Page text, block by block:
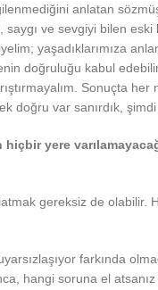
anlatan
ve sevgiyi bilen
yaşadıklarımıza
doğruluğu kabul
Sonuçta
doğru var sanırdık,
yere
gereksiz de
farkında
hangi soruna el atsanız